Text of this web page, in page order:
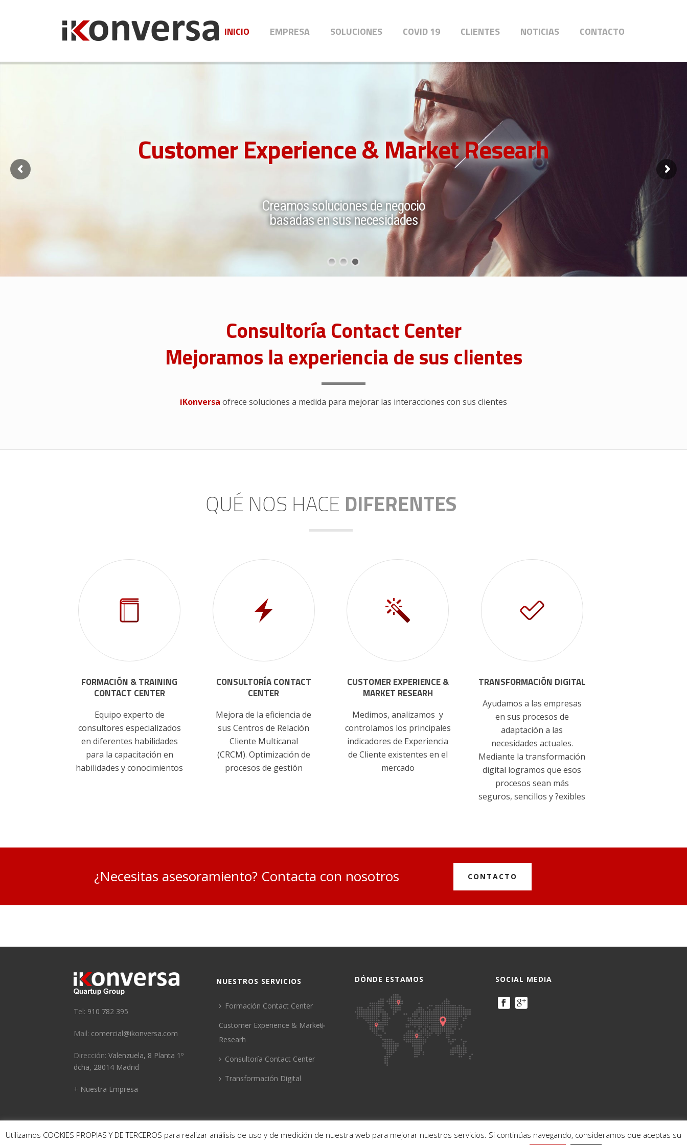
INICIO EMPRESA SOLUCIONES COVID 19 CLIENTES NOTICIAS CONTACTO
Customer Experience & Market Researh
Creamos soluciones de negocio
basadas en sus necesidades
Consultoría Contact Center
Mejoramos la experiencia de sus clientes
iKonversa ofrece soluciones a medida para mejorar las interacciones con sus clientes
QUÉ NOS HACE DIFERENTES
FORMACIÓN & TRAINING
CONTACT CENTER
Equipo experto de
consultores especializados
en diferentes habilidades
para la capacitación en
habilidades y conocimientos
CONSULTORÍA CONTACT
CENTER
Mejora de la eficiencia de
sus Centros de Relación
Cliente Multicanal
(CRCM). Optimización de
procesos de gestión
CUSTOMER EXPERIENCE &
MARKET RESEARH
Medimos, analizamos y
controlamos los principales
indicadores de Experiencia
de Cliente existentes en el
mercado
TRANSFORMACIÓN DIGITAL
Ayudamos a las empresas
en sus procesos de
adaptación a las
necesidades actuales.
Mediante la transformación
digital logramos que esos
procesos sean más
seguros, sencillos y ?exibles
¿Necesitas asesoramiento? Contacta con nosotros CONTACTO
Tel: 910 782 395
Mail: comercial@ikonversa.com
Dirección: Valenzuela, 8 Planta 1º
dcha, 28014 Madrid
+ Nuestra Empresa
NUESTROS SERVICIOS
Formación Contact Center
Customer Experience & Market
Researh
Consultoría Contact Center
Transformación Digital
DÓNDE ESTAMOS SOCIAL MEDIA
Utilizamos COOKIES PROPIAS Y DE TERCEROS para realizar análisis de uso y de medición de nuestra web para mejorar nuestros servicios. Si continúas navegando, consideramos que aceptas su